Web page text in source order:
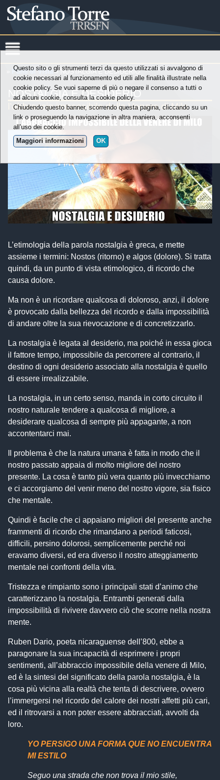
Punti di Vista » NOSTALGIA E DESIDERIO
NOSTALGIA E DESIDERIO
l’abbraccio impossibile della Venere di Milo
L’etimologia della parola nostalgia è greca, e mette
assieme i termini: Nostos (ritorno) e algos (dolore). Si tratta
quindi, da un punto di vista etimologico, di ricordo che
causa dolore.
Ma non è un ricordare qualcosa di doloroso, anzi, il dolore
è provocato dalla bellezza del ricordo e dalla impossibilità
di andare oltre la sua rievocazione e di concretizzarlo.
La nostalgia è legata al desiderio, ma poiché in essa gioca
il fattore tempo, impossibile da percorrere al contrario, il
destino di ogni desiderio associato alla nostalgia è quello
di essere irrealizzabile.
La nostalgia, in un certo senso, manda in corto circuito il
nostro naturale tendere a qualcosa di migliore, a
desiderare qualcosa di sempre più appagante, a non
accontentarci mai.
Il problema è che la natura umana è fatta in modo che il
nostro passato appaia di molto migliore del nostro
presente. La cosa è tanto più vera quanto più invecchiamo
e ci accorgiamo del venir meno del nostro vigore, sia fisico
che mentale.
Quindi è facile che ci appaiano migliori del presente anche
frammenti di ricordo che rimandano a periodi faticosi,
difficili, persino dolorosi, semplicemente perché noi
eravamo diversi, ed era diverso il nostro atteggiamento
mentale nei confronti della vita.
Tristezza e rimpianto sono i principali stati d’animo che
caratterizzano la nostalgia. Entrambi generati dalla
impossibilità di rivivere davvero ciò che scorre nella nostra
mente.
Ruben Dario, poeta nicaraguense dell’800, ebbe a
paragonare la sua incapacità di esprimere i propri
sentimenti, all’abbraccio impossibile della venere di Milo,
ed è la sintesi del significato della parola nostalgia, è la
cosa più vicina alla realtà che tenta di descrivere, ovvero
l’immergersi nel ricordo del calore dei nostri affetti più cari,
ed il ritrovarsi a non poter essere abbracciati, avvolti da
loro.
YO PERSIGO UNA FORMA QUE NO ENCUENTRA
MI ESTILO
Seguo una strada che non trova il mio stile,
Questo sito o gli strumenti terzi da questo utilizzati si avvalgono di
cookie necessari al funzionamento ed utili alle finalità illustrate nella
cookie policy. Se vuoi saperne di più o negare il consenso a tutti o
ad alcuni cookie, consulta la cookie policy.
Chiudendo questo banner, scorrendo questa pagina, cliccando su un
link o proseguendo la navigazione in altra maniera, acconsenti
all’uso dei cookie.
Maggiori informazioni
OK